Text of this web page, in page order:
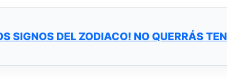
SIGNOS DEL ZODIACO! NO QUERRÁS